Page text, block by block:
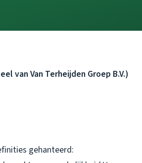
van Van Terheijden Groep B.V.)
gehanteerd: